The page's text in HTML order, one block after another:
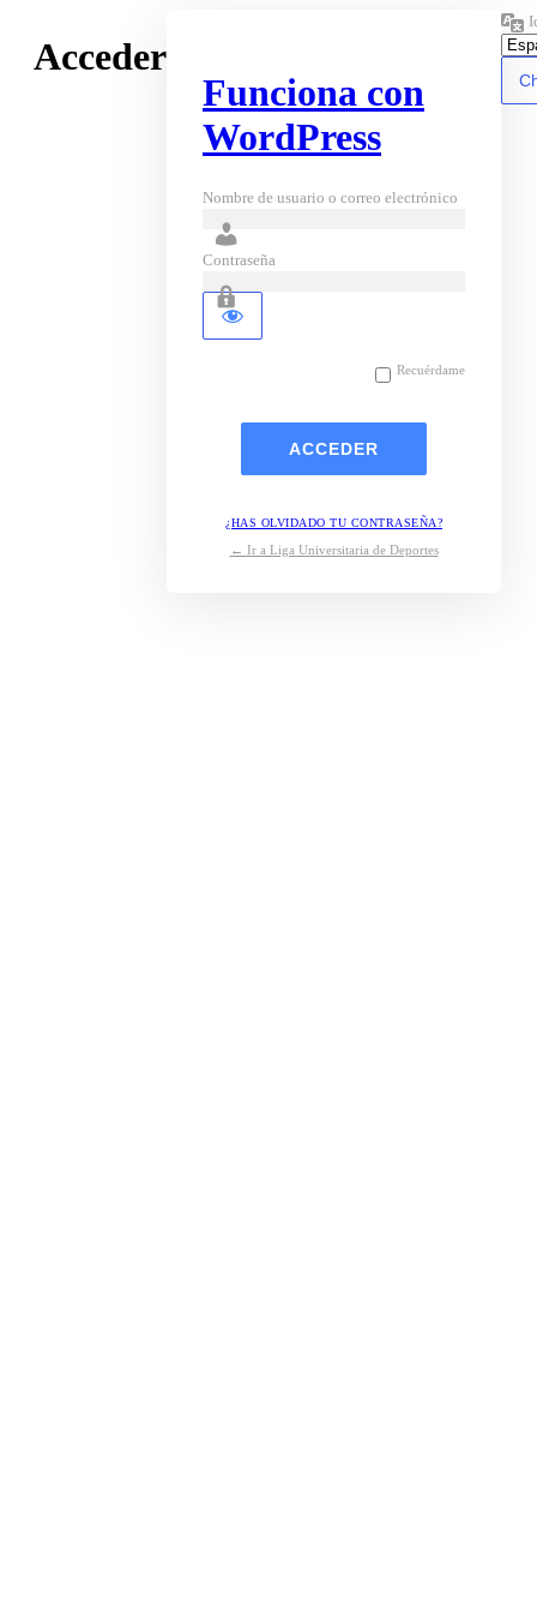
Acceder
Funciona con
WordPress
Nombre de usuario o correo electrónico
Contraseña
Recuérdame
¿HAS OLVIDADO TU CONTRASEÑA?
← Ir a Liga Universitaria de Deportes